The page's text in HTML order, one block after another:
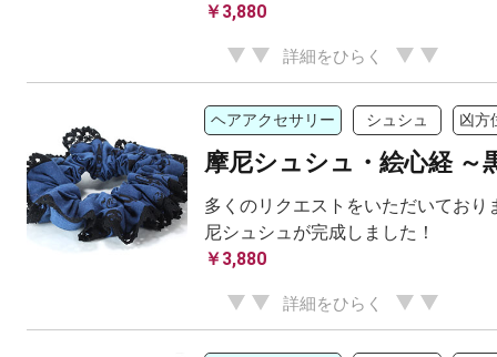
￥3,880
詳細をひらく
ヘアアクセサリー シュシュ 凶方
摩尼シュシュ・絵心経 ～
多くのリクエストをいただいており
尼シュシュが完成しました！
￥3,880
詳細をひらく